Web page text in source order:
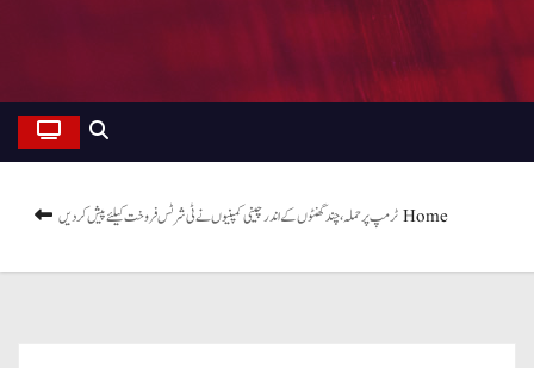
Homeٹرمپ پر حملہ، چند گھنٹوں کے اندر چینی کمپنیوں نے ٹی شرٹس فروخت کیلئے پیش کر دیں